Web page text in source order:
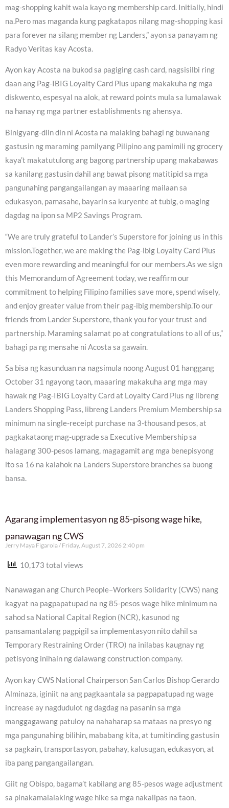
mag-shopping kahit wala kayo ng membership card. Initially, hindi
na.Pero mas maganda kung pagkatapos nilang mag-shopping kasi
para forever na silang member ng Landers,” ayon sa panayam ng
Radyo Veritas kay Acosta.
Ayon kay Acosta na bukod sa pagiging cash card, nagsisilbi ring
daan ang Pag-IBIG Loyalty Card Plus upang makakuha ng mga
diskwento, espesyal na alok, at reward points mula sa lumalawak
na hanay ng mga partner establishments ng ahensya.
Binigyang-diin din ni Acosta na malaking bahagi ng buwanang
gastusin ng maraming pamilyang Pilipino ang pamimili ng grocery
kaya’t makatutulong ang bagong partnership upang makabawas
sa kanilang gastusin dahil ang bawat pisong matitipid sa mga
pangunahing pangangailangan ay maaaring mailaan sa
edukasyon, pamasahe, bayarin sa kuryente at tubig, o maging
dagdag na ipon sa MP2 Savings Program.
“We are truly grateful to Lander’s Superstore for joining us in this
mission.Together, we are making the Pag-ibig Loyalty Card Plus
even more rewarding and meaningful for our members.As we sign
this Memorandum of Agreement today, we reaffirm our
commitment to helping Filipino families save more, spend wisely,
and enjoy greater value from their pag-ibig membership.To our
friends from Lander Superstore, thank you for your trust and
partnership. Maraming salamat po at congratulations to all of us,”
bahagi pa ng mensahe ni Acosta sa gawain.
Sa bisa ng kasunduan na nagsimula noong August 01 hanggang
October 31 ngayong taon, maaaring makakuha ang mga may
hawak ng Pag-IBIG Loyalty Card at Loyalty Card Plus ng libreng
Landers Shopping Pass, libreng Landers Premium Membership sa
minimum na single-receipt purchase na 3-thousand pesos, at
pagkakataong mag-upgrade sa Executive Membership sa
halagang 300-pesos lamang, magagamit ang mga benepisyong
ito sa 16 na kalahok na Landers Superstore branches sa buong
bansa.
Agarang implementasyon ng 85-pisong wage hike,
panawagan ng CWS
Jerry Maya Figarola Friday, August 7, 2026 2:40 pm
10,173 total views
Nanawagan ang Church People–Workers Solidarity (CWS) nang
kagyat na pagpapatupad na ng 85-pesos wage hike minimum na
sahod sa National Capital Region (NCR), kasunod ng
pansamantalang pagpigil sa implementasyon nito dahil sa
Temporary Restraining Order (TRO) na inilabas kaugnay ng
petisyong inihain ng dalawang construction company.
Ayon kay CWS National Chairperson San Carlos Bishop Gerardo
Alminaza, iginiit na ang pagkaantala sa pagpapatupad ng wage
increase ay nagdudulot ng dagdag na pasanin sa mga
manggagawang patuloy na nahaharap sa mataas na presyo ng
mga pangunahing bilihin, mababang kita, at tumitinding gastusin
sa pagkain, transportasyon, pabahay, kalusugan, edukasyon, at
iba pang pangangailangan.
Giit ng Obispo, bagama’t kabilang ang 85-pesos wage adjustment
sa pinakamalalaking wage hike sa mga nakalipas na taon,